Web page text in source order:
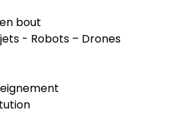
bout
- Robots – Drones